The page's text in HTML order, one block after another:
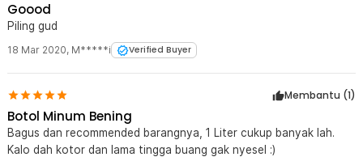
Goood
Piling gud
18 Mar 2020, M*****i Verified Buyer
Membantu (1)
Botol Minum Bening
Bagus dan recommended barangnya, 1 Liter cukup banyak lah.
Kalo dah kotor dan lama tingga buang gak nyesel :)